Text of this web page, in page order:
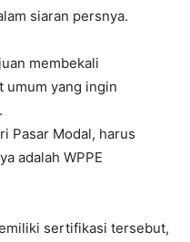
siaran persnya.
membekali
umum yang ingin
Pasar Modal, harus
adalah WPPE
sertifikasi tersebut,